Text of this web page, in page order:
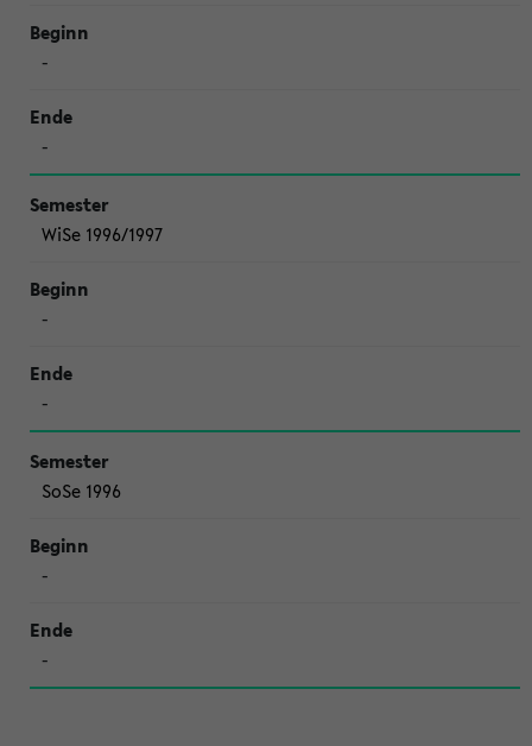
-
-
WiSe 1996/1997
-
-
SoSe 1996
-
-